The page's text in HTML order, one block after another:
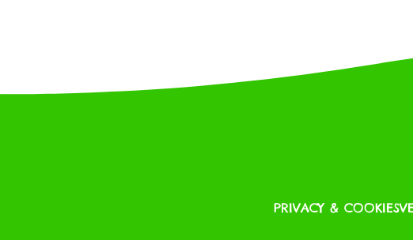
PRIVACY & COOKIES